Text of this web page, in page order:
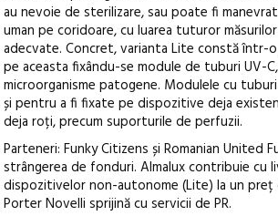
au nevoie de sterilizare, sau poate fi
uman pe coridoare, cu luarea tuturor
adecvate. Concret, varianta Lite constă într-
pe aceasta fixându-se module de tuburi UV-
microorganisme patogene. Modulele cu
și pentru a fi fixate pe dispozitive deja
deja roți, precum suporturile de perfuzii.
Parteneri: Funky Citizens și Romanian United
strângerea de fonduri. Almalux contribuie cu
dispozitivelor non-autonome (Lite) la un
Porter Novelli sprijină cu servicii de PR.